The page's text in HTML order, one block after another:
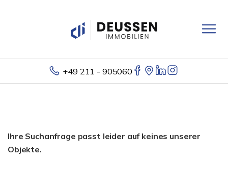
+49 211 - 905060
Ihre Suchanfrage passt leider auf keines unserer
Objekte.